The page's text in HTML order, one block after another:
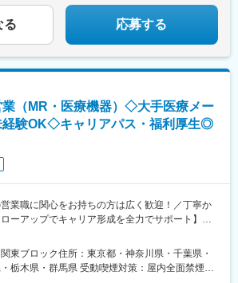
の定める業務
◎挑戦を否定しない企業文化
る 応募する
業（MR・医療機器）◇大手医療メー
験OK◇キャリアパス・福利厚生◎
営業職に関心をお持ちの方は広く歓迎！／丁寧か
ーアップでキャリア形成を全力でサポート】
て製薬メーカーや医療機器メーカー等業務を委
東ブロック住所：東京都・神奈川県・千葉県・
栃木県・群馬県 受動喫煙対策：屋内全面禁煙変